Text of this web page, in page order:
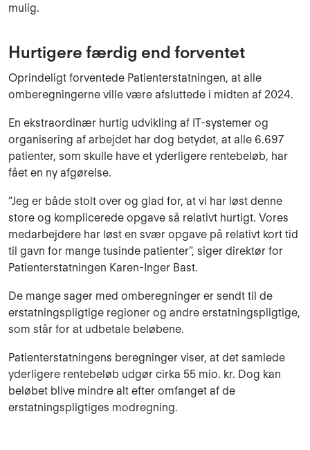
mulig.
Hurtigere færdig end forventet
Oprindeligt forventede Patienterstatningen, at alle
omberegningerne ville være afsluttede i midten af 2024.
En ekstraordinær hurtig udvikling af IT-systemer og
organisering af arbejdet har dog betydet, at alle 6.697
patienter, som skulle have et yderligere rentebeløb, har
fået en ny afgørelse.
”Jeg er både stolt over og glad for, at vi har løst denne
store og komplicerede opgave så relativt hurtigt. Vores
medarbejdere har løst en svær opgave på relativt kort tid
til gavn for mange tusinde patienter”, siger direktør for
Patienterstatningen Karen-Inger Bast.
De mange sager med omberegninger er sendt til de
erstatningspligtige regioner og andre erstatningspligtige,
som står for at udbetale beløbene.
Patienterstatningens beregninger viser, at det samlede
yderligere rentebeløb udgør cirka 55 mio. kr. Dog kan
beløbet blive mindre alt efter omfanget af de
erstatningspligtiges modregning.